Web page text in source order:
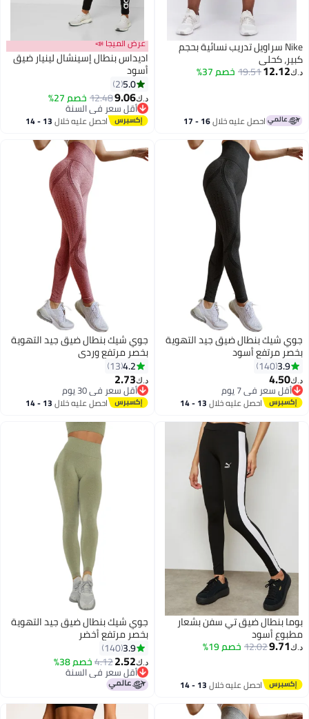
Nike سراويل تدريب نسائية بحجم
كبير، كحلي
د.ك‏12.12
19.51خصم 37%
احصل عليه خلال 16 - 17
عرض الميجا 📣
اديداس بنطال إسينشال لينيار ضيق
أسود
5.0
2
د.ك‏9.06
12.48خصم 27%
أقل سعر في السنة
أقل سعر في السنة
احصل عليه خلال 13 - 14
6
جوي شيك بنطال ضيق جيد التهوية
بخصر مرتفع أسود
3.9
140
د.ك‏4.50
أقل سعر في 7 يوم
أقل سعر في 7 يوماحصل عليه خلال 13 - 14
جوي شيك بنطال ضيق جيد التهوية
بخصر مرتفع وردي
4.2
13
د.ك‏2.73
أقل سعر في 30 يوم
أقل سعر في 30 يوماحصل عليه خلال 13 - 14
بوما بنطال ضيق تي سفن بشعار
مطبوع أسود
د.ك‏9.71
12.02خصم 19%
احصل عليه خلال 13 - 14
6
جوي شيك بنطال ضيق جيد التهوية
بخصر مرتفع أخضر
3.9
140
د.ك‏2.52
4.12خصم 38%
أقل سعر في السنة
أقل سعر في السنة